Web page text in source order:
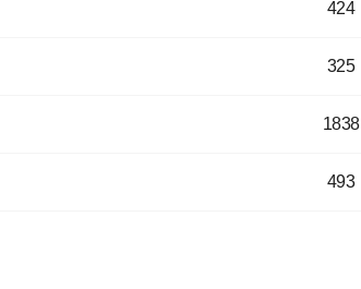
424
325
1838
493